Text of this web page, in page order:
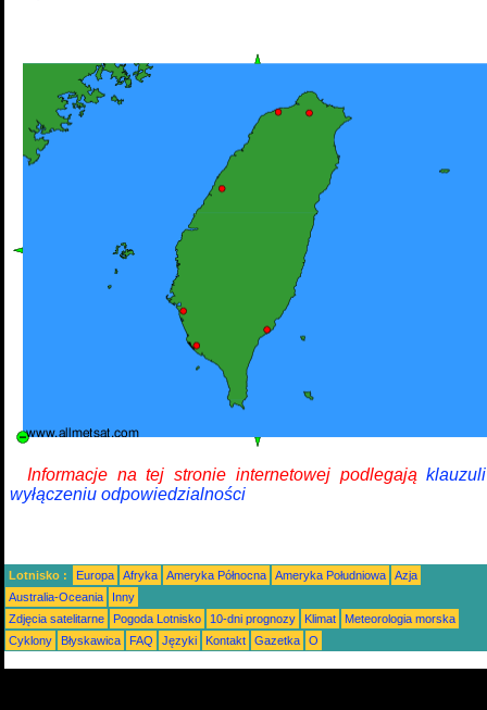
Informacje na tej stronie internetowej podlegają
wyłączeniu odpowiedzialności
Lotnisko : Europa Afryka Ameryka Północna Ameryka Południowa
Azja
Australia-Oceania
Inny
Zdjęcia satelitarne
Pogoda Lotnisko 10-dni prognozy Klimat
Meteorologia morska
Cyklony
Błyskawica FAQ Języki Kontakt Gazetka O